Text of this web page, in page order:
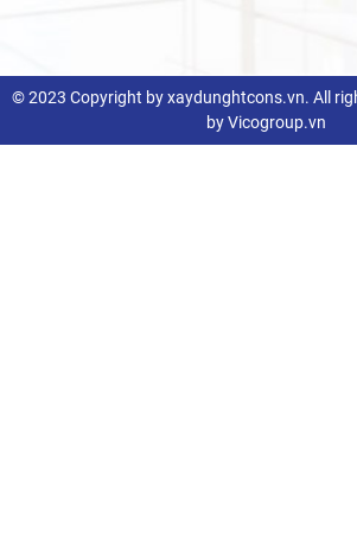
© 2023 Copyright by xaydunghtcons.vn. All
by Vicogroup.vn